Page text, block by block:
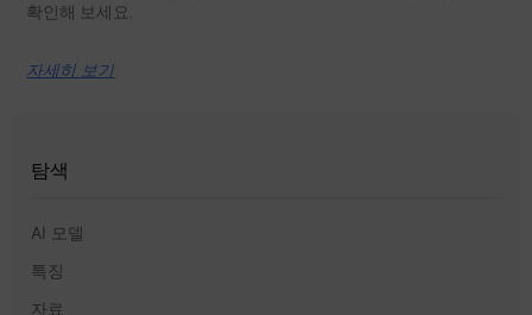
확인해 보세요.
자세히 보기
탐색
AI 모델
특징
자료